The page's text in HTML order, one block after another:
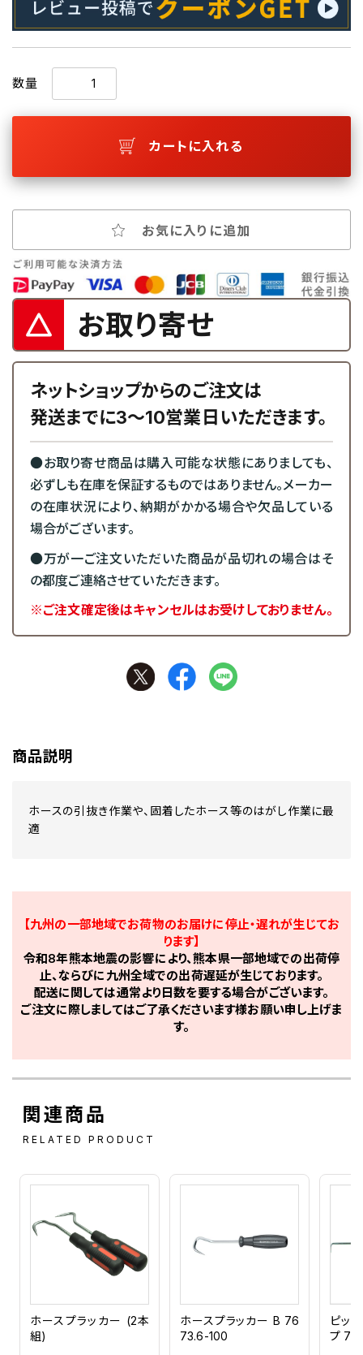
数量
カートに入れる
お気に入りに追加
お取り寄せ
ネットショップからのご注文は
発送までに3～10営業日いただきます。
●お取り寄せ商品は購入可能な状態にありましても、
必ずしも在庫を保証するものではありません。メーカー
の在庫状況により、納期がかかる場合や欠品している
場合がございます。
●万が一ご注文いただいた商品が品切れの場合はそ
の都度ご連絡させていただきます。
※ご注文確定後はキャンセルはお受けしておりません。
商品説明
ホースの引抜き作業や、固着したホース等のはがし作業に最
適
【九州の一部地域でお荷物のお届けに停止・遅れが生じてお
ります】
令和8年熊本地震の影響により、熊本県一部地域での出荷停
止、ならびに九州全域での出荷遅延が生じております。
配送に関しては通常より日数を要する場合がございます。
ご注文に際しましてはご了承くださいます様お願い申し上げま
す。
関連商品
RELATED PRODUCT
ホースプラッカー (2本
組)
ホースプラッカー B 76
73.6-100
ピッ
プ